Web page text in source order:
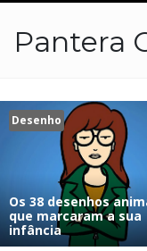
Pantera
Desenho
Os 38 desenhos
que marcaram a sua
infância